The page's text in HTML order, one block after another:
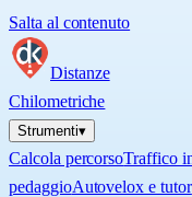
Salta al contenuto
Distanze
Chilometriche
Strumenti▾
Calcola percorsoTraffico
pedaggioAutovelox e tutor